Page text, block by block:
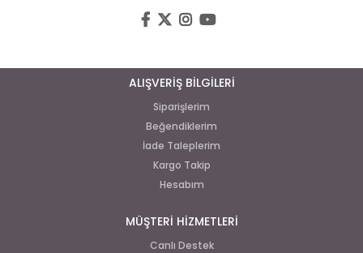
ALIŞVERİŞ BİLGİLERİ
Siparişlerim
Beğendiklerim
İade Taleplerim
Kargo Takip
Hesabım
MÜŞTERİ HİZMETLERİ
Canlı Destek